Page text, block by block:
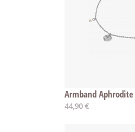
Armband Aphrodite
44,90 €